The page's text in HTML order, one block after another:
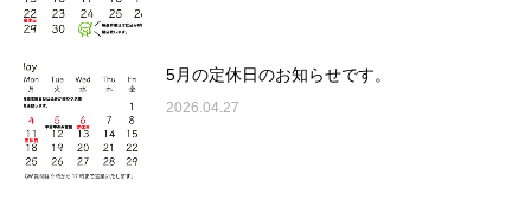
5月の定休日のお知らせです。
2026.04.27